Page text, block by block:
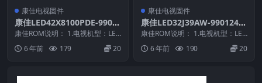
康佳电视固件
康佳LED42X8100PDE-9901
0252-V1.0.01原厂系统刷机
电视固件包下载
康佳ROM说明： 1.电视机型：LED
42X8100PDE 2.物料号：9901...
6 年前 179 20
康佳电视固件
康佳LED32J39AW-9901245
8-V2.1.02原厂系统刷机电视
固件包下载
康佳ROM说明： 1.电视机型：LED
32J39AW 2.物料号：9901245...
6 年前 190 20